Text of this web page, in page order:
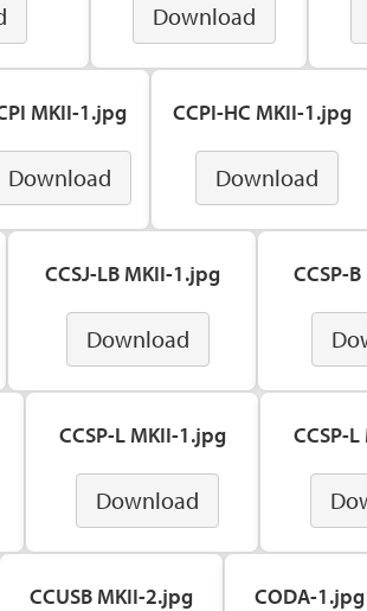
Download
MKII-1.jpg
Download
CCPI-HC MKII-1.jpg
Download
CCSJ-LB MKII-1.jpg
Download
CCSP-
CCSP-L MKII-1.jpg
Download
CCSP-
CCUSB MKII-2.jpg CODA-1.jpg